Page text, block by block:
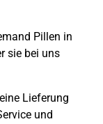
Pillen in
sie bei uns
Lieferung
und